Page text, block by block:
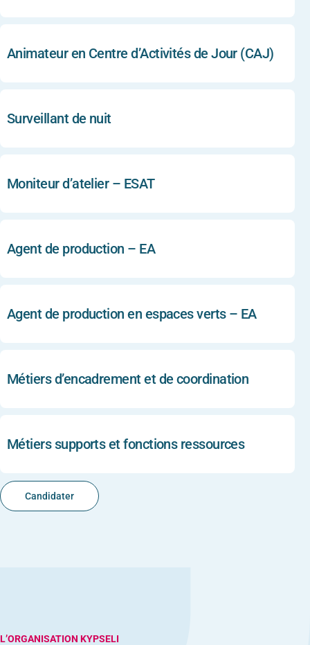
Animateur en Centre d’Activités de Jour (CAJ)
Surveillant de nuit
Moniteur d’atelier – ESAT
Agent de production – EA
Agent de production en espaces verts – EA
Métiers d’encadrement et de coordination
Métiers supports et fonctions ressources
Candidater
L’ORGANISATION KYPSELI